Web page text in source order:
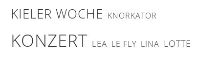
KIELER WOCHE KNORKATOR
KONZERT LEA LE FLY LINA LOTTE